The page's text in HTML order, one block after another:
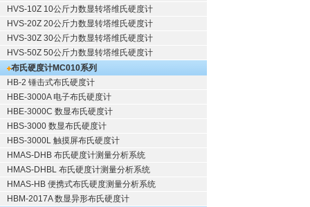
HVS-10Z 10公斤力数显转塔维氏硬度计
HVS-20Z 20公斤力数显转塔维氏硬度计
HVS-30Z 30公斤力数显转塔维氏硬度计
HVS-50Z 50公斤力数显转塔维氏硬度计
布氏硬度计MC010系列
HB-2 锤击式布氏硬度计
HBE-3000A 电子布氏硬度计
HBE-3000C 数显布氏硬度计
HBS-3000 数显布氏硬度计
HBS-3000L 触摸屏布氏硬度计
HMAS-DHB 布氏硬度计测量分析系统
HMAS-DHBL 布氏硬度计测量分析系统
HMAS-HB 便携式布氏硬度测量分析系统
HBM-2017A 数显异形布氏硬度计